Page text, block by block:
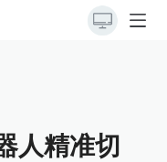
人精准切